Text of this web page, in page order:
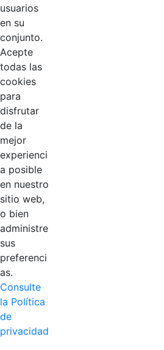
usuarios
en su
conjunto.
Acepte
todas las
cookies
para
disfrutar
de la
mejor
experienci
a posible
en nuestro
sitio web,
o bien
administre
sus
preferenci
as.
Consulte
la Política
de
privacidad